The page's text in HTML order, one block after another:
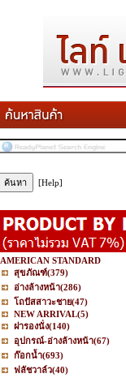
[Help]
AMERICAN STANDARD
สุขภัณฑ์(379)
อ่างล้างหน้า(286)
โถปัสสาวะชาย(47)
NEW ARRIVAL(5)
ฝารองนั่ง(140)
อุปกรณ์-อ่างล้างหน้า(67)
ก๊อกน้ำ(693)
ฟลัชวาล์ว(40)